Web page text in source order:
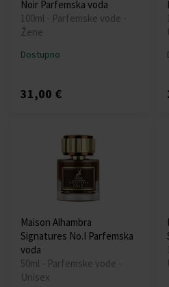
Noir Parfemska voda
100ml - Parfemske vode -
Žene
Dostupno
31,00 €
Maison Alhambra
Signatures No.I Parfemska
voda
50ml - Parfemske vode -
Unisex